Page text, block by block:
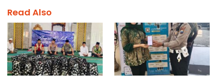
Read Also